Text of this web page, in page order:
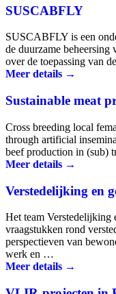
SUSCABFLY
SUSCABFLY is een
de duurzame
over de toepassing van
Meer details →
Sustainable meat
Cross breeding local
through artificial
beef production in (sub)
Meer details →
Verstedelijking en
Het team Verstedelijking
vraagstukken rond
perspectieven van
werk en …
Meer details →